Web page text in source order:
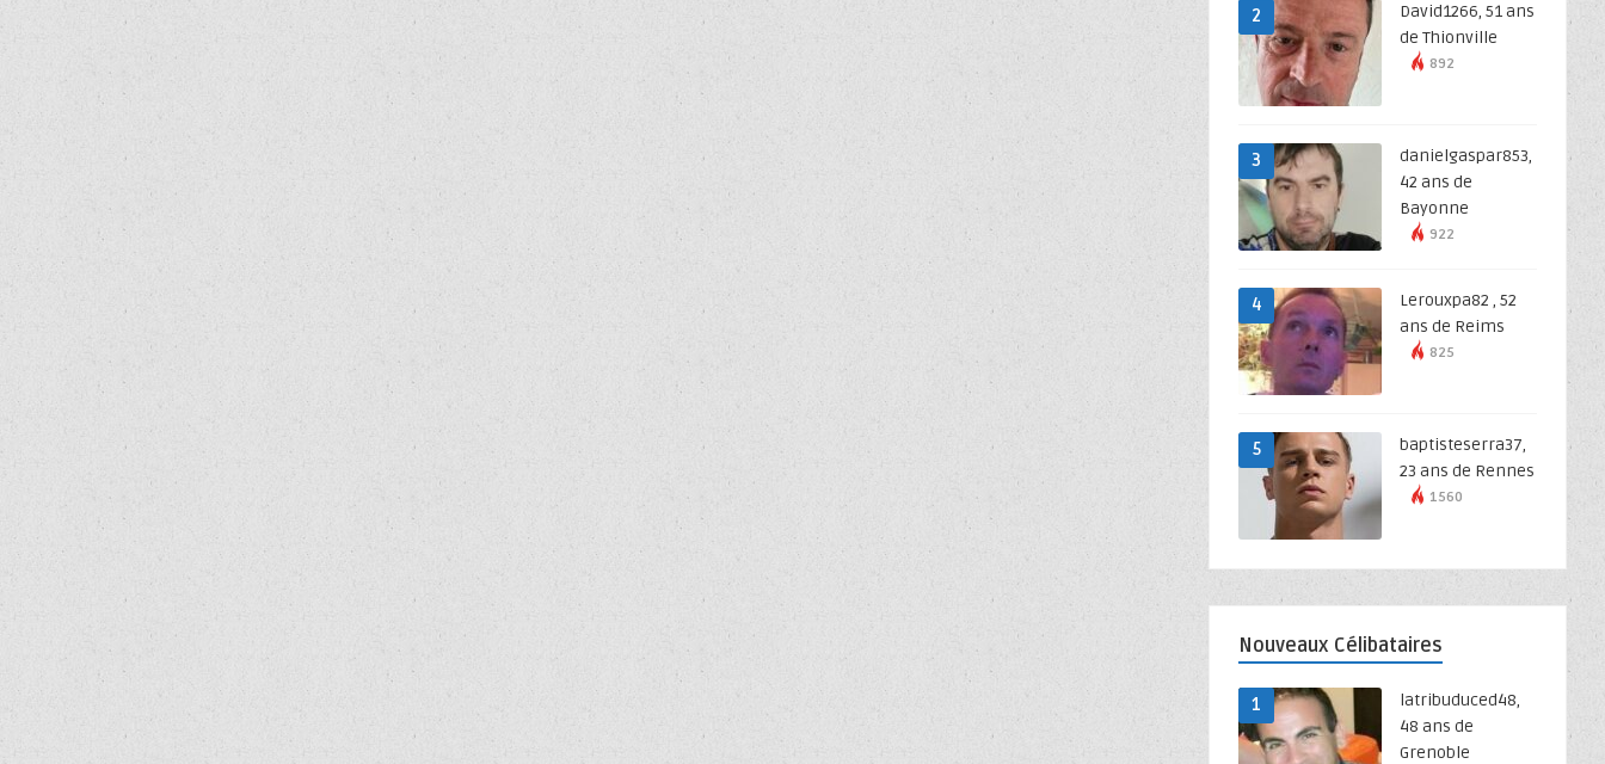
2
David1266, 51 ans
de Thionville
892
3
danielgaspar853,
42 ans de
Bayonne
922
4
Lerouxpa82 , 52
ans de Reims
825
5
baptisteserra37,
23 ans de Rennes
1560
Nouveaux Célibataires
1
latribuduced48,
48 ans de
Grenoble